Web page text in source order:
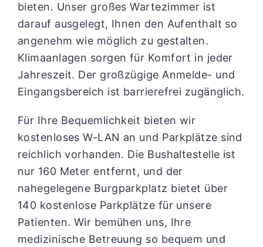
bieten. Unser großes Wartezimmer ist
darauf ausgelegt, Ihnen den Aufenthalt so
angenehm wie möglich zu gestalten.
Klimaanlagen sorgen für Komfort in jeder
Jahreszeit. Der großzügige Anmelde- und
Eingangsbereich ist barrierefrei zugänglich.
Für Ihre Bequemlichkeit bieten wir
kostenloses W-LAN an und Parkplätze sind
reichlich vorhanden. Die Bushaltestelle ist
nur 160 Meter entfernt, und der
nahegelegene Burgparkplatz bietet über
140 kostenlose Parkplätze für unsere
Patienten. Wir bemühen uns, Ihre
medizinische Betreuung so bequem und